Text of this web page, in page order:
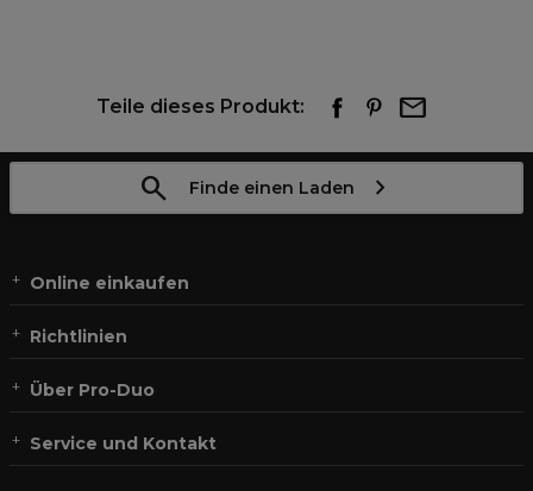
Teile dieses Produkt:
Finde einen Laden
Online einkaufen
Richtlinien
Über Pro-Duo
Service und Kontakt